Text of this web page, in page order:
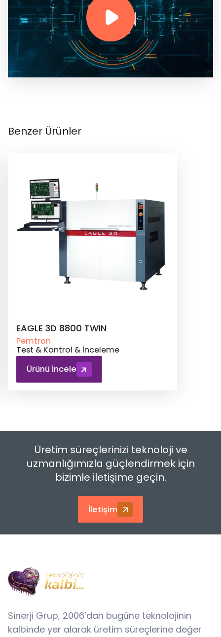
Benzer Ürünler
8800 CI Serisi
Kaplama
İncele
Üretim süreçlerinizi teknoloji ve
uzmanlığımızla güçlendirmek için
bizimle iletişime geçin.
İletişim
Sinerji Grup, 2006’dan bugüne teknolojinin
kalbinde yer alarak üretim süreçlerine değer